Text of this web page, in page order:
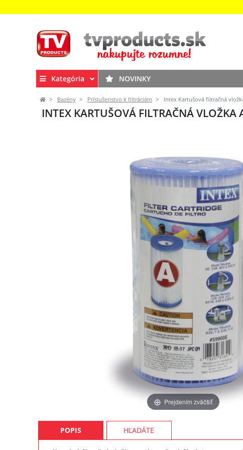
Kategória NOVINKY
Bazény Príslušenstvo k filtráciám Intex Kartušová filtračná
INTEX KARTUŠOVÁ FILTRAČNÁ VLOŽKA
Prejdením zväčšiť
POPIS HĽADÁTE